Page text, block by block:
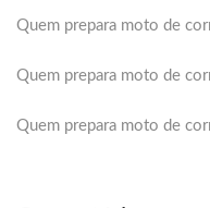
Quem prepara moto de
Quem prepara moto de
Quem prepara moto de